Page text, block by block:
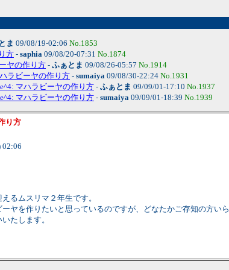
ま 09/08/19-02:06 No.1853
方 - saphia 09/08/20-07:31 No.1874
ヤの作り方 - ふぁとま 09/08/26-05:57 No.1914
ラビーヤの作り方 - sumaiya 09/08/30-22:24 No.1931
マハラビーヤの作り方 - ふぁとま 09/09/01-17:10 No.1937
マハラビーヤの作り方 - sumaiya 09/09/01-18:39 No.1939
り方
02:06
るムスリマ２年生です。
ヤを作りたいと思っているのですが、どなたかご存知の方い
たします。